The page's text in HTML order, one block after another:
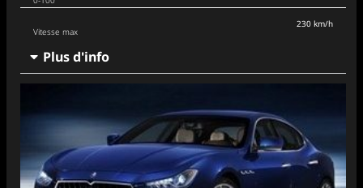
Vitesse max
230 km/h
Plus d'info